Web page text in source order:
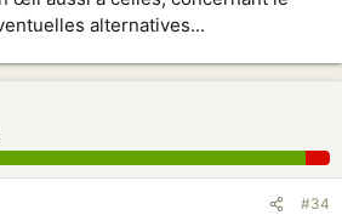
pour connaitre les formalités :
marier-en-chine/
et non à l'ambassade comme indiqué
J'aurai tendance à me baser
sur le site mais bon... Qu'en pensez-vous
ce qu'implique ce mariage en général, ce
moi en terme administratif, de patrimoine, et
alternatives...
#34